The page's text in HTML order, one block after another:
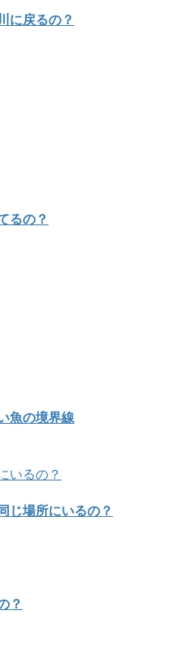
に戻るの？
るの？
魚の境界線
じ場所にいるの？
？